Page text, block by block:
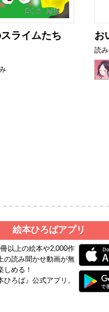
ライムたち お
読
絵本ひろばアプリ
以上の絵本や2,000作
の読み聞かせ動画が無
しめる！
ひろば』公式アプリ。